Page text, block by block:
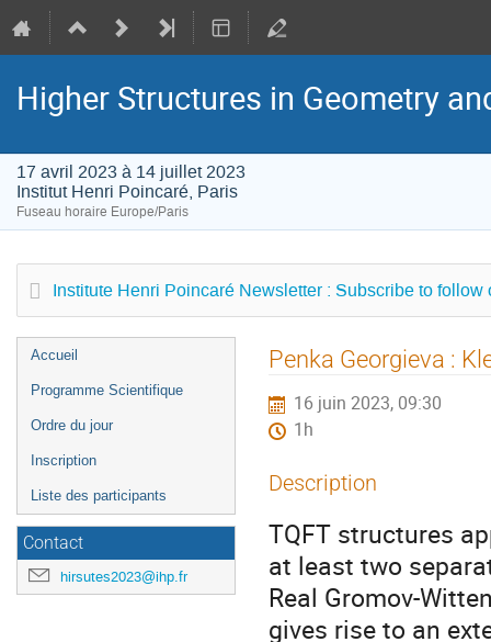
Higher Structures in Geometry
17 avril 2023 à 14 juillet 2023
Institut Henri Poincaré, Paris
Fuseau horaire Europe/Paris
Institute Henri Poincaré Newsletter : Subscribe to follow
Menu
de
Accueil
Programme Scientifique
Ordre du jour
Inscription
Liste des participants
Contact
hirsutes2023@ihp.fr
Penka Georgieva :
16 juin 2023, 09:30
1h
Description
TQFT structures
at least two
Real Gromov-
gives rise to an